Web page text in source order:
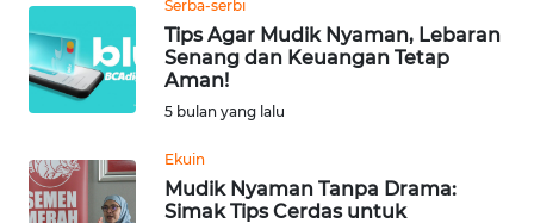
Serba-serbi
Tips Agar Mudik Nyaman, Lebaran
Senang dan Keuangan Tetap
Aman!
5 bulan yang lalu
Ekuin
Mudik Nyaman Tanpa Drama:
Simak Tips Cerdas untuk
WN
NTB
WN